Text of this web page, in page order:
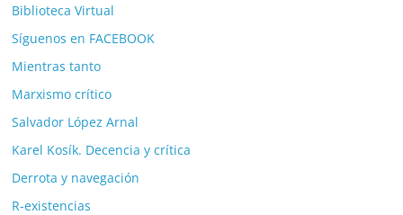
Biblioteca Virtual
Síguenos en FACEBOOK
Mientras tanto
Marxismo crítico
Salvador López Arnal
Karel Kosík. Decencia y crítica
Derrota y navegación
R-existencias